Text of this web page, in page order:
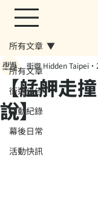
所有文章
街遊公告
活動紀錄
幕後日常
活動快訊
所有文章
【艋舺走
說】
街遊 Hidden Taipei